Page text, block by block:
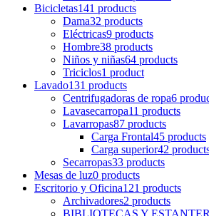
Bicicletas141 products
Dama32 products
Eléctricas9 products
Hombre38 products
Niños y niñas64 products
Triciclos1 product
Lavado131 products
Centrifugadoras de ropa6
Lavasecarropa11 products
Lavarropas87 products
Carga Frontal45 products
Carga superior42
Secarropas33 products
Mesas de luz0 products
Escritorio y Oficina121 products
Archivadores2 products
BIBLIOTECAS Y